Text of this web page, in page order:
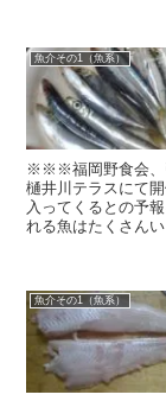
魚介その1（魚系）
※※※福岡野食会、
樋井川テラスにて
入ってくるとの予
れる魚はたくさん
魚介その1（魚系）